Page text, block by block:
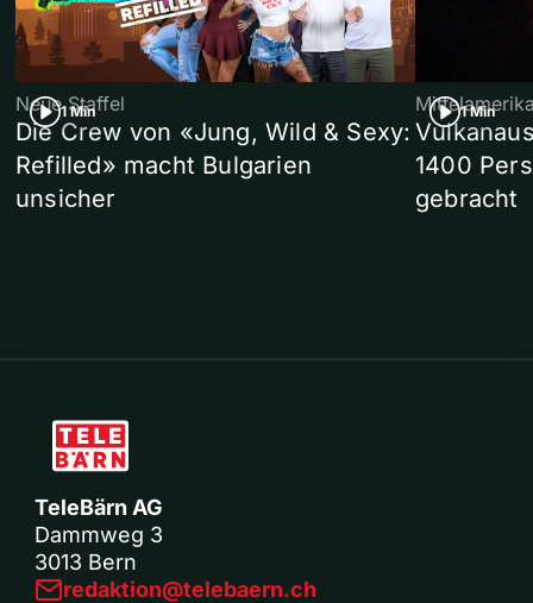
1 Min
Neue Staffel
Die Crew von «Jung, Wild & Sexy:
Refilled» macht Bulgarien
unsicher
1 Min
1400
gebracht
TeleBärn AG
Dammweg 3
3013 Bern
redaktion@telebaern.ch